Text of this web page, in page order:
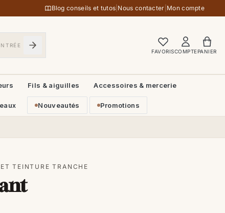
Blog conseils et tutos Nous contacter Mon compte
FAVORISCOMPTEPANIER
Fils & aiguilles Accessoires & mercerie
Nouveautés Promotions
TEINTURE TRANCHE